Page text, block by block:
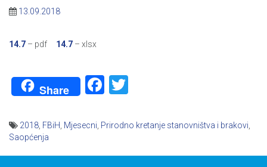
13.09.2018
14.7 – pdf 14.7 – xlsx
Share Facebook
2018 FBiH Mjesecni Prirodno kretanje stanovništva i brakovi
Saopćenja